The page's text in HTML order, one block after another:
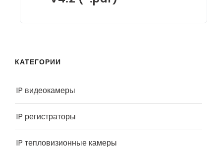
КАТЕГОРИИ
IP видеокамеры
IP регистраторы
IP тепловизионные камеры